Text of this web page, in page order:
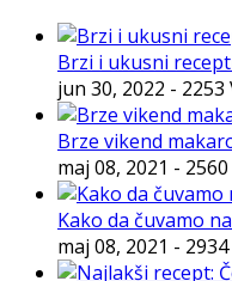
Brzi i ukusni
jun 30, 2022 - 2253
Brze vikend
maj 08, 2021 -
Kako da čuvamo
maj 08, 2021 -